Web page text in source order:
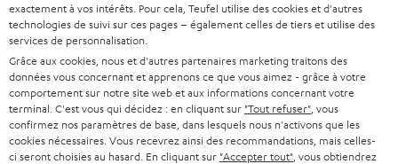
Téléchargement et support
exactement à vos intérêts. Pour cela, Teufel utilise des cookies et d'autres
technologies de suivi sur ces pages – également celles de tiers et utilise des
services de personnalisation.
Grâce aux cookies, nous et d'autres partenaires marketing traitons des
données vous concernant et apprenons ce que vous aimez - grâce à votre
comportement sur notre site web et aux informations concernant votre
terminal. C'est vous qui décidez : en cliquant sur "Tout refuser" , vous
confirmez nos paramètres de base, dans lesquels nous n'activons que les
cookies nécessaires. Vous recevrez ainsi des recommandations, mais celles-
ci seront choisies au hasard. En cliquant sur "Accepter tout" , vous obtiendrez